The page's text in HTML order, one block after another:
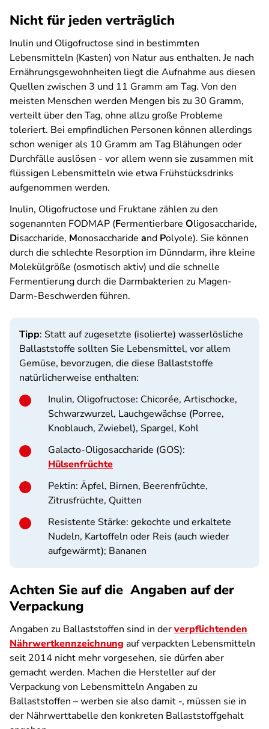
Nicht für jeden verträglich
Inulin und Oligofructose sind in bestimmten
Lebensmitteln (Kasten) von Natur aus enthalten. Je nach
Ernährungsgewohnheiten liegt die Aufnahme aus diesen
Quellen zwischen 3 und 11 Gramm am Tag. Von den
meisten Menschen werden Mengen bis zu 30 Gramm,
verteilt über den Tag, ohne allzu große Probleme
toleriert. Bei empfindlichen Personen können allerdings
schon weniger als 10 Gramm am Tag Blähungen oder
Durchfälle auslösen - vor allem wenn sie zusammen mit
flüssigen Lebensmitteln wie etwa Frühstücksdrinks
aufgenommen werden.
Inulin, Oligofructose und Fruktane zählen zu den
sogenannten FODMAP (Fermentierbare Oligosaccharide,
Disaccharide, Monosaccharide and Polyole). Sie können
durch die schlechte Resorption im Dünndarm, ihre kleine
Molekülgröße (osmotisch aktiv) und die schnelle
Fermentierung durch die Darmbakterien zu Magen-
Darm-Beschwerden führen.
Tipp: Statt auf zugesetzte (isolierte) wasserlösliche
Ballaststoffe sollten Sie Lebensmittel, vor allem
Gemüse, bevorzugen, die diese Ballaststoffe
natürlicherweise enthalten:
Inulin, Oligofructose: Chicorée, Artischocke,
Schwarzwurzel, Lauchgewächse (Porree,
Knoblauch, Zwiebel), Spargel, Kohl
Galacto-Oligosaccharide (GOS):
Hülsenfrüchte
Pektin: Äpfel, Birnen, Beerenfrüchte,
Zitrusfrüchte, Quitten
Resistente Stärke: gekochte und erkaltete
Nudeln, Kartoffeln oder Reis (auch wieder
aufgewärmt); Bananen
Achten Sie auf die Angaben auf der
Verpackung
Angaben zu Ballaststoffen sind in derverpflichtenden
Nährwertkennzeichnung auf verpackten Lebensmitteln
seit 2014 nicht mehr vorgesehen, sie dürfen aber
gemacht werden. Machen die Hersteller auf der
Verpackung von Lebensmitteln Angaben zu
Ballaststoffen – werben sie also damit -, müssen sie in
der Nährwerttabelle den konkreten Ballaststoffgehalt